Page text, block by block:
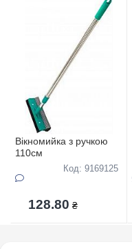
Вiкномийка з ручкою
110см
Код: 9169125
128.80 ₴